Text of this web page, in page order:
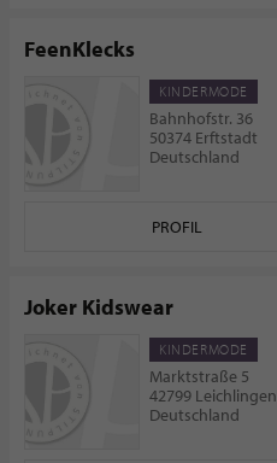
FeenKlecks
KINDERMODE
Bahnhofstr. 36
50374 Erftstadt
Deutschland
PROFIL
Joker Kidswear
KINDERMODE
Marktstraße 5
42799 Leichlingen
Deutschland